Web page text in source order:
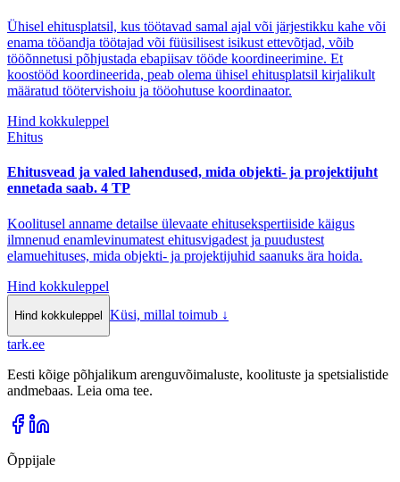
Ühisel ehitusplatsil, kus töötavad samal ajal või järjestikku kahe või
enama tööandja töötajad või füüsilisest isikust ettevõtjad, võib
tööõnnetusi põhjustada ebapiisav tööde koordineerimine. Et
koostööd koordineerida, peab olema ühisel ehitusplatsil kirjalikult
määratud töötervishoiu ja tööohutuse koordinaator.
Hind kokkuleppel
Ehitus
Ehitusvead ja valed lahendused, mida objekti- ja projektijuht
ennetada saab. 4 TP
Koolitusel anname detailse ülevaate ehitusekspertiiside käigus
ilmnenud enamlevinumatest ehitusvigadest ja puudustest
elamuehituses, mida objekti- ja projektijuhid saanuks ära hoida.
Hind kokkuleppel
Hind kokkuleppel Küsi, millal toimub ↓
tark.ee
Eesti kõige põhjalikum arenguvõimaluste, koolituste ja spetsialistide
andmebaas. Leia oma tee.
Õppijale